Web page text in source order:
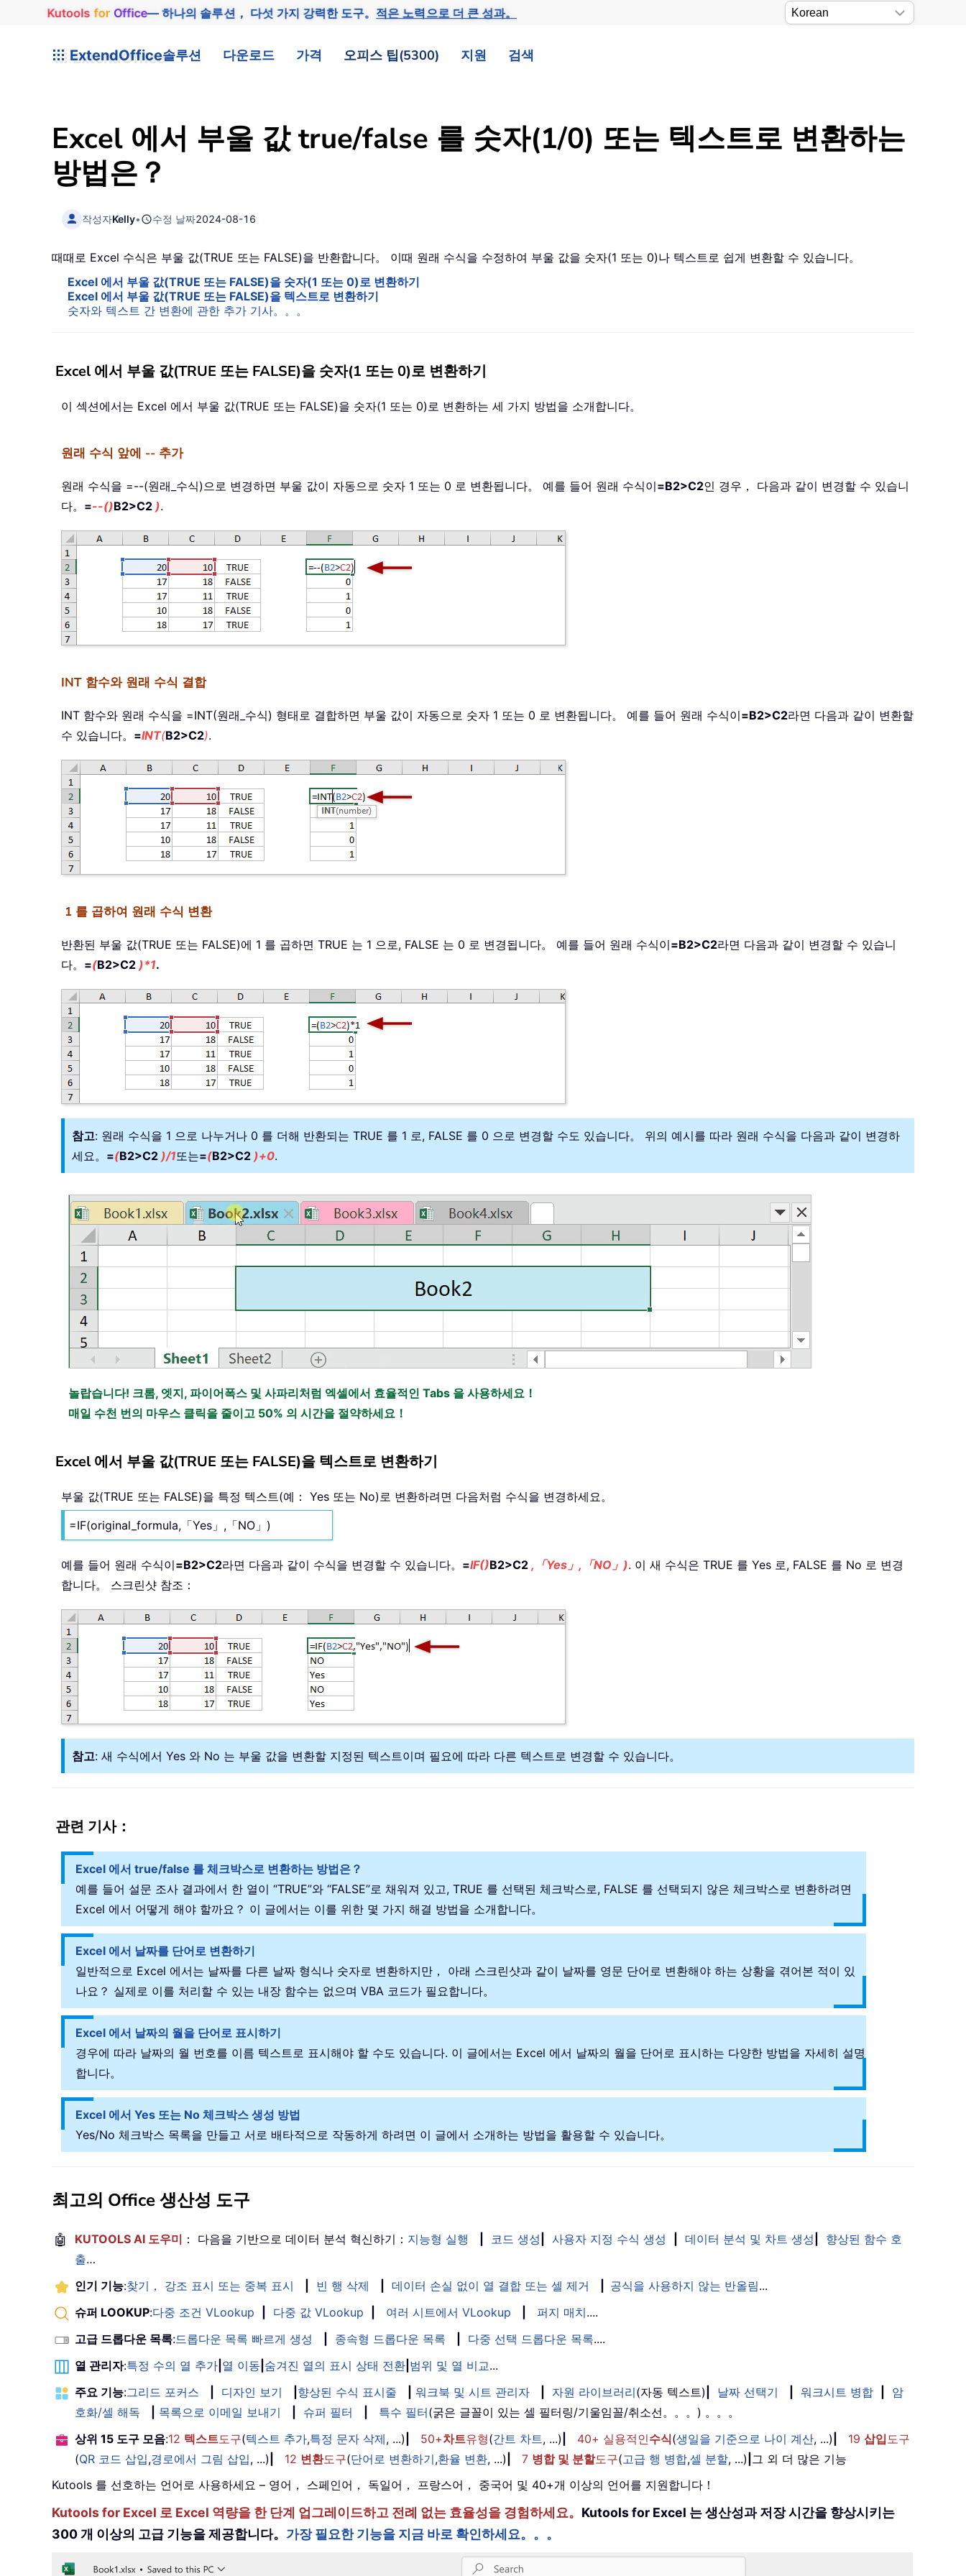
Kutools for Office— 하나의 솔루션， 다섯 가지 강력한 도구。 적은 노력으로 더 큰 성과。
ExtendOffice솔루션 다운로드 가격 오피스 팁(5300) 지원 검색
Excel 에서 부울 값 true/false 를 숫자(1/0) 또는 텍스트로 변환하는
방법은？
작성자Kelly• 수정 날짜2024-08-16
때때로 Excel 수식은 부울 값(TRUE 또는 FALSE)을 반환합니다。 이때 원래 수식을 수정하여 부울 값을 숫자(1 또는 0)나 텍스트로 쉽게 변환할 수 있습니다。
Excel 에서 부울 값(TRUE 또는 FALSE)을 숫자(1 또는 0)로 변환하기
Excel 에서 부울 값(TRUE 또는 FALSE)을 텍스트로 변환하기
숫자와 텍스트 간 변환에 관한 추가 기사。。。
Excel 에서 부울 값(TRUE 또는 FALSE)을 숫자(1 또는 0)로 변환하기
이 섹션에서는 Excel 에서 부울 값(TRUE 또는 FALSE)을 숫자(1 또는 0)로 변환하는 세 가지 방법을 소개합니다。
원래 수식 앞에 -- 추가
원래 수식을 =--(원래_수식)으로 변경하면 부울 값이 자동으로 숫자 1 또는 0 로 변환됩니다。 예를 들어 원래 수식이=B2>C2인 경우， 다음과 같이 변경할 수 있습니
다。 =--()B2>C2 ).
INT 함수와 원래 수식 결합
INT 함수와 원래 수식을 =INT(원래_수식) 형태로 결합하면 부울 값이 자동으로 숫자 1 또는 0 로 변환됩니다。 예를 들어 원래 수식이=B2>C2라면 다음과 같이 변환할
수 있습니다。 =INT(B2>C2).
1 를 곱하여 원래 수식 변환
반환된 부울 값(TRUE 또는 FALSE)에 1 를 곱하면 TRUE 는 1 으로, FALSE 는 0 로 변경됩니다。 예를 들어 원래 수식이=B2>C2라면 다음과 같이 변경할 수 있습니
다。 =(B2>C2 )*1.
참고: 원래 수식을 1 으로 나누거나 0 를 더해 반환되는 TRUE 를 1 로, FALSE 를 0 으로 변경할 수도 있습니다。 위의 예시를 따라 원래 수식을 다음과 같이 변경하
세요。 =(B2>C2 )/1또는=(B2>C2 )+0.
놀랍습니다! 크롬, 엣지, 파이어폭스 및 사파리처럼 엑셀에서 효율적인 Tabs 을 사용하세요！
매일 수천 번의 마우스 클릭을 줄이고 50% 의 시간을 절약하세요！
Excel 에서 부울 값(TRUE 또는 FALSE)을 텍스트로 변환하기
부울 값(TRUE 또는 FALSE)을 특정 텍스트(예： Yes 또는 No)로 변환하려면 다음처럼 수식을 변경하세요。
=IF(original_formula,「Yes」,「NO」)
예를 들어 원래 수식이=B2>C2라면 다음과 같이 수식을 변경할 수 있습니다。 =IF()B2>C2 ,「Yes」,「NO」). 이 새 수식은 TRUE 를 Yes 로, FALSE 를 No 로 변경
합니다。 스크린샷 참조：
참고: 새 수식에서 Yes 와 No 는 부울 값을 변환할 지정된 텍스트이며 필요에 따라 다른 텍스트로 변경할 수 있습니다。
관련 기사：
Excel 에서 true/false 를 체크박스로 변환하는 방법은？
예를 들어 설문 조사 결과에서 한 열이 “TRUE”와 “FALSE”로 채워져 있고, TRUE 를 선택된 체크박스로, FALSE 를 선택되지 않은 체크박스로 변환하려면
Excel 에서 어떻게 해야 할까요？ 이 글에서는 이를 위한 몇 가지 해결 방법을 소개합니다。
Excel 에서 날짜를 단어로 변환하기
일반적으로 Excel 에서는 날짜를 다른 날짜 형식나 숫자로 변환하지만， 아래 스크린샷과 같이 날짜를 영문 단어로 변환해야 하는 상황을 겪어본 적이 있
나요？ 실제로 이를 처리할 수 있는 내장 함수는 없으며 VBA 코드가 필요합니다。
Excel 에서 날짜의 월을 단어로 표시하기
경우에 따라 날짜의 월 번호를 이름 텍스트로 표시해야 할 수도 있습니다. 이 글에서는 Excel 에서 날짜의 월을 단어로 표시하는 다양한 방법을 자세히 설명
합니다。
Excel 에서 Yes 또는 No 체크박스 생성 방법
Yes/No 체크박스 목록을 만들고 서로 배타적으로 작동하게 하려면 이 글에서 소개하는 방법을 활용할 수 있습니다。
최고의 Office 생산성 도구
🤖 KUTOOLS AI 도우미 ： 다음을 기반으로 데이터 분석 혁신하기： 지능형 실행 코드 생성 사용자 지정 수식 생성 데이터 분석 및 차트 생성
향상된 함수 호
출…
인기 기능:찾기， 강조 표시 또는 중복 표시 빈 행 삭제 데이터 손실 없이 열 결합 또는 셀 제거 공식을 사용하지 않는 반올림...
슈퍼 LOOKUP:다중 조건 VLookup 다중 값 VLookup 여러 시트에서 VLookup 퍼지 매치....
고급 드롭다운 목록:드롭다운 목록 빠르게 생성 종속형 드롭다운 목록 다중 선택 드롭다운 목록....
열 관리자:특정 수의 열 추가 열 이동 숨겨진 열의 표시 상태 전환 범위 및 열 비교...
주요 기능:그리드 포커스 디자인 보기 향상된 수식 표시줄 워크북 및 시트 관리자 자원 라이브러리(자동 텍스트) 날짜 선택기 워크시트 병합
암
호화/셀 해독
목록으로 이메일 보내기 슈퍼 필터 특수 필터(굵은 글꼴이 있는 셀 필터링/기울임꼴/취소선。。。) 。。。
상위 15 도구 모음:12 텍스트도구(텍스트 추가,특정 문자 삭제, ...) 50+차트유형(간트 차트, ...) 40+ 실용적인수식(생일을 기준으로 나이 계산, ...) 19 삽입도구
(QR 코드 삽입,경로에서 그림 삽입, ...) 12 변환도구(단어로 변환하기,환율 변환, ...) 7 병합 및 분할도구(고급 행 병합,셀 분할, ...) 그 외 더 많은 기능
Kutools 를 선호하는 언어로 사용하세요 – 영어， 스페인어， 독일어， 프랑스어， 중국어 및 40+개 이상의 언어를 지원합니다！
Kutools for Excel 로 Excel 역량을 한 단계 업그레이드하고 전례 없는 효율성을 경험하세요。 Kutools for Excel 는 생산성과 저장 시간을 향상시키는
300 개 이상의 고급 기능을 제공합니다。 가장 필요한 기능을 지금 바로 확인하세요。。。